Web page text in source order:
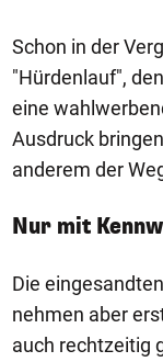
Schon in der
"Hürdenlauf",
eine
Ausdruck
anderem der
Nur mit
Die
nehmen aber
auch rechtzeitig